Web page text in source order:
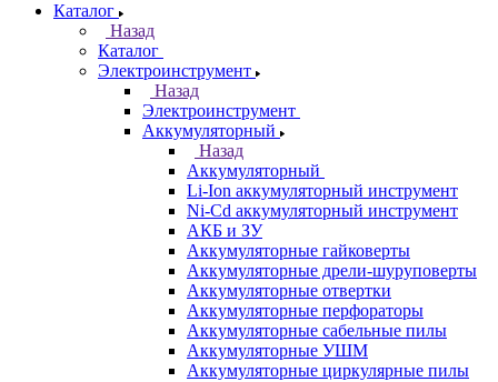
Каталог
Назад
Каталог
Электроинструмент
Назад
Электроинструмент
Аккумуляторный
Назад
Аккумуляторный
Li-Ion аккумуляторный инструмент
Ni-Cd аккумуляторный инструмент
АКБ и ЗУ
Аккумуляторные гайковерты
Аккумуляторные дрели-шуруповерты
Аккумуляторные отвертки
Аккумуляторные перфораторы
Аккумуляторные сабельные пилы
Аккумуляторные УШМ
Аккумуляторные циркулярные пилы